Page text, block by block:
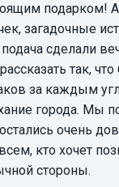
подарком!
загадочные
подача сделали
так,
за каждым
города. Мы
очень
кто хочет
стороны.